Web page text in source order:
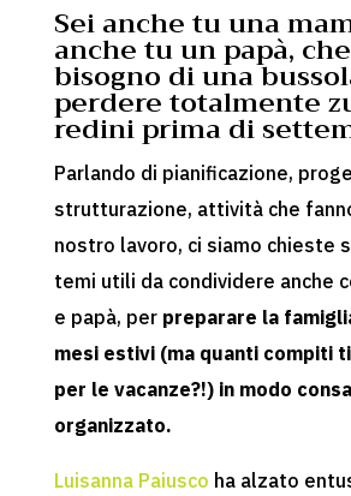
Sei anche tu una
anche tu un papà,
bisogno di una
perdere totalmente
redini prima di
Parlando di pianificazione,
strutturazione, attività che
nostro lavoro, ci siamo chieste
temi utili da condividere anche
e papà, per preparare la
mesi estivi (ma quanti compiti
per le vacanze?!) in modo
organizzato.
Luisanna Paiusco ha alzato